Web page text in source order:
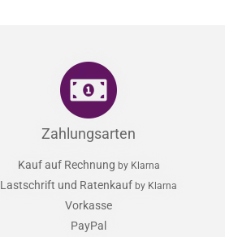
Zahlungsarten
Kauf auf Rechnung by Klarna
Lastschrift und Ratenkauf by Klarna
Vorkasse
PayPal